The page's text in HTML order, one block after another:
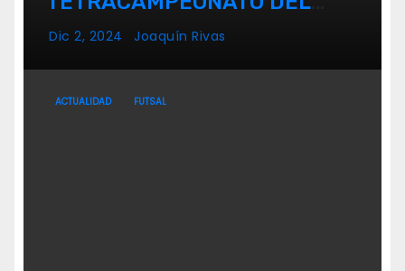
FUTSAL FEMENINO
Dic 2, 2024 Joaquín Rivas
ACTUALIDAD FUTSAL